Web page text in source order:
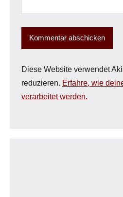
Diese Website verwendet
reduzieren. Erfahre, wie
verarbeitet werden.